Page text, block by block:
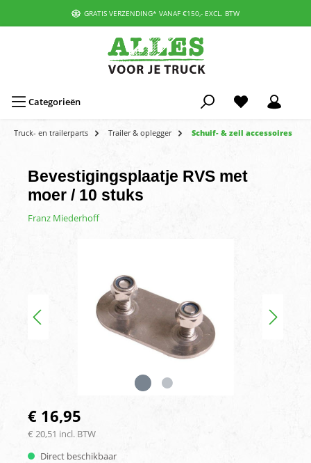
GRATIS VERZENDING* VANAF €150,- EXCL. BTW
Categorieën
Truck- en trailerparts Trailer & oplegger Schuif- & zeil accessoires
Bevestigingsplaatje RVS met
moer / 10 stuks
Franz Miederhoff
€ 16,95
€ 20,51 incl. BTW
Direct beschikbaar